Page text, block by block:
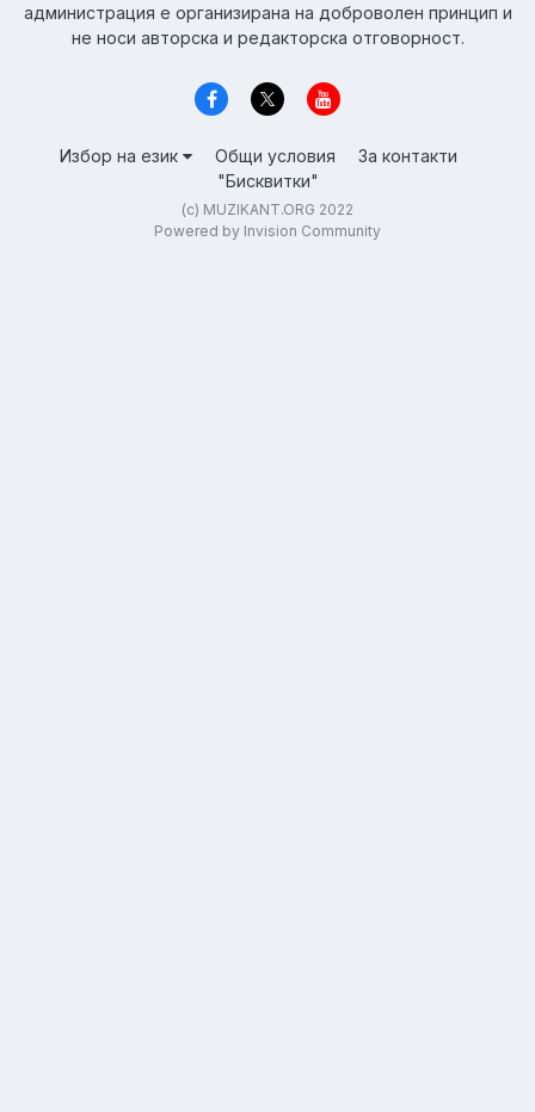
администрация е организирана на доброволен принцип и
не носи авторска и редакторска отговорност.
Избор на език Общи условия
За контакти
"Бисквитки"
(c) MUZIKANT.ORG 2022
Powered by Invision Community